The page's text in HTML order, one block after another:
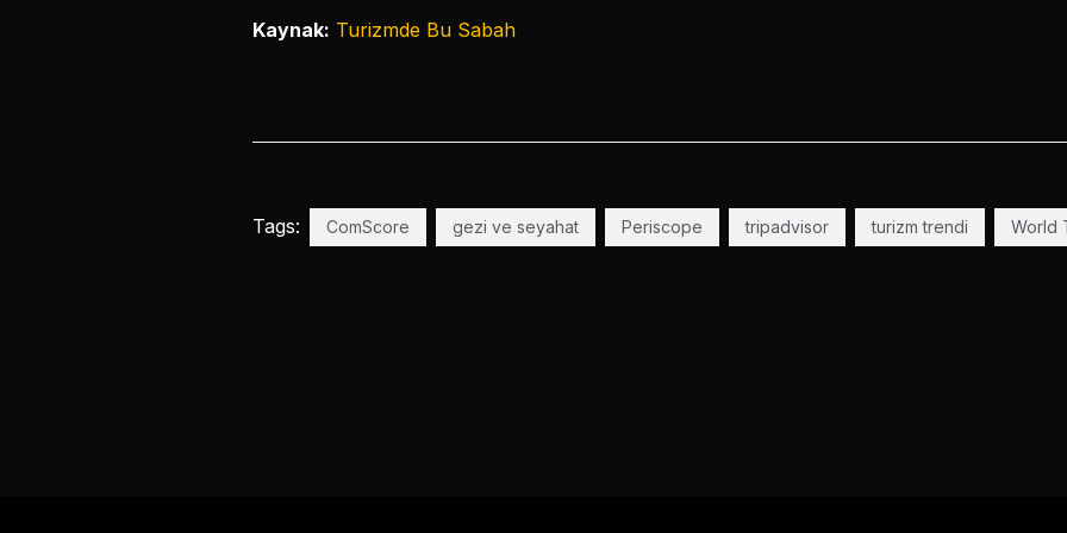
Kaynak: Turizmde Bu Sabah
Tags: ComScore gezi ve seyahat Periscope tripadvisor turizm trendi World